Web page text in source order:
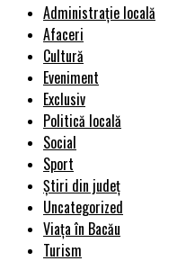
Administrație locală
Afaceri
Cultură
Eveniment
Exclusiv
Politică locală
Social
Sport
Știri din județ
Uncategorized
Viața în Bacău
Turism